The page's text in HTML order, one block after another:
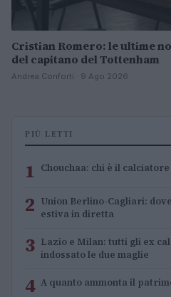
Cristian Romero: le ultime
del capitano del Tottenham
Andrea Conforti · 9 Ago 2026
PIÙ LETTI
1 Chouchaa: chi è il
2 Union Berlino-Cagliari:
estiva in diretta
3 Lazio e Milan: tutti gli ex
indossato le due maglie
4 A quanto ammonta il